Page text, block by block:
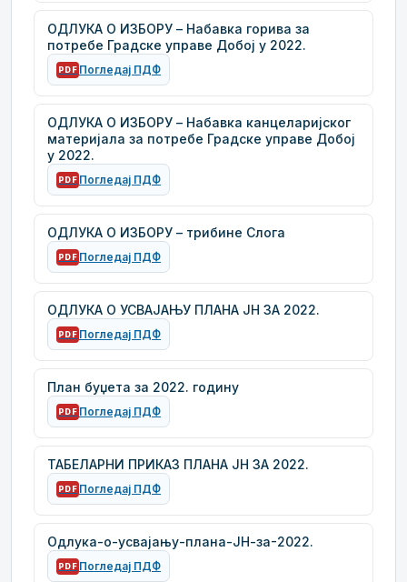
ОДЛУКА О ИЗБОРУ – Набавка горива за
потребе Градске управе Добој у 2022.
PDF Погледај ПДФ
ОДЛУКА О ИЗБОРУ – Набавка канцеларијског
материјала за потребе Градске управе Добој
у 2022.
PDF Погледај ПДФ
ОДЛУКА О ИЗБОРУ – трибине Слога
PDF Погледај ПДФ
ОДЛУКА О УСВАЈАЊУ ПЛАНА ЈН ЗА 2022.
PDF Погледај ПДФ
План буџета за 2022. годину
PDF Погледај ПДФ
ТАБЕЛАРНИ ПРИКАЗ ПЛАНА ЈН ЗА 2022.
PDF Погледај ПДФ
Одлука-о-усвајању-плана-ЈН-за-2022.
PDF Погледај ПДФ